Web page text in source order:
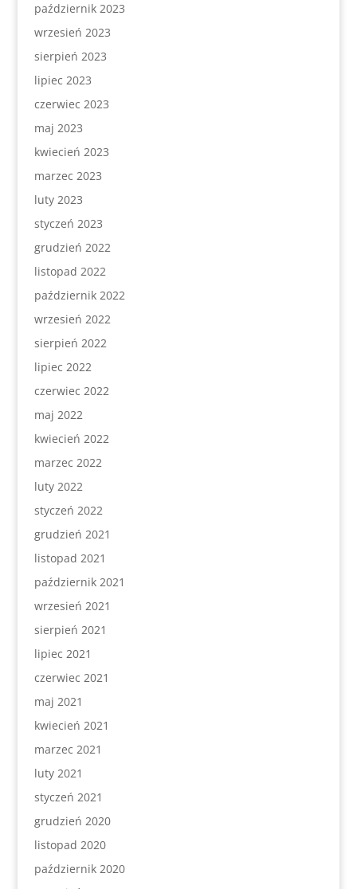
październik 2023
wrzesień 2023
sierpień 2023
lipiec 2023
czerwiec 2023
maj 2023
kwiecień 2023
marzec 2023
luty 2023
styczeń 2023
grudzień 2022
listopad 2022
październik 2022
wrzesień 2022
sierpień 2022
lipiec 2022
czerwiec 2022
maj 2022
kwiecień 2022
marzec 2022
luty 2022
styczeń 2022
grudzień 2021
listopad 2021
październik 2021
wrzesień 2021
sierpień 2021
lipiec 2021
czerwiec 2021
maj 2021
kwiecień 2021
marzec 2021
luty 2021
styczeń 2021
grudzień 2020
listopad 2020
październik 2020